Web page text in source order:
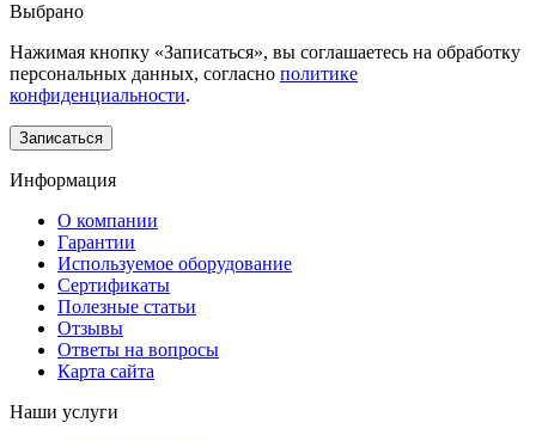
Выбрано
Нажимая кнопку «Записаться», вы соглашаетесь на обработку
персональных данных, согласно политике
конфиденциальности.
Информация
О компании
Гарантии
Используемое оборудование
Сертификаты
Полезные статьи
Отзывы
Ответы на вопросы
Карта сайта
Наши услуги